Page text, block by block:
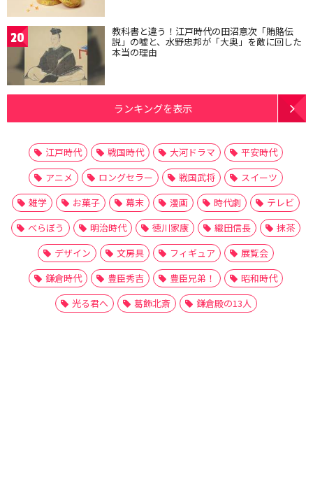
20 教科書と違う！江戸時代の田沼意次「賄賂伝
説」の嘘と、水野忠邦が「大奥」を敵に回した
本当の理由
ランキングを表示
江戸時代 戦国時代 大河ドラマ
平安時代
アニメ
ロングセラー 戦国武将
スイーツ
雑学
お菓子 幕末 漫画 時代劇
テレビ
べらぼう
明治時代 徳川家康 織田信長
抹茶
デザイン
文房具 フィギュア
展覧会
鎌倉時代
豊臣秀吉 豊臣兄弟！
昭和時代
光る君へ
葛飾北斎 鎌倉殿の13人